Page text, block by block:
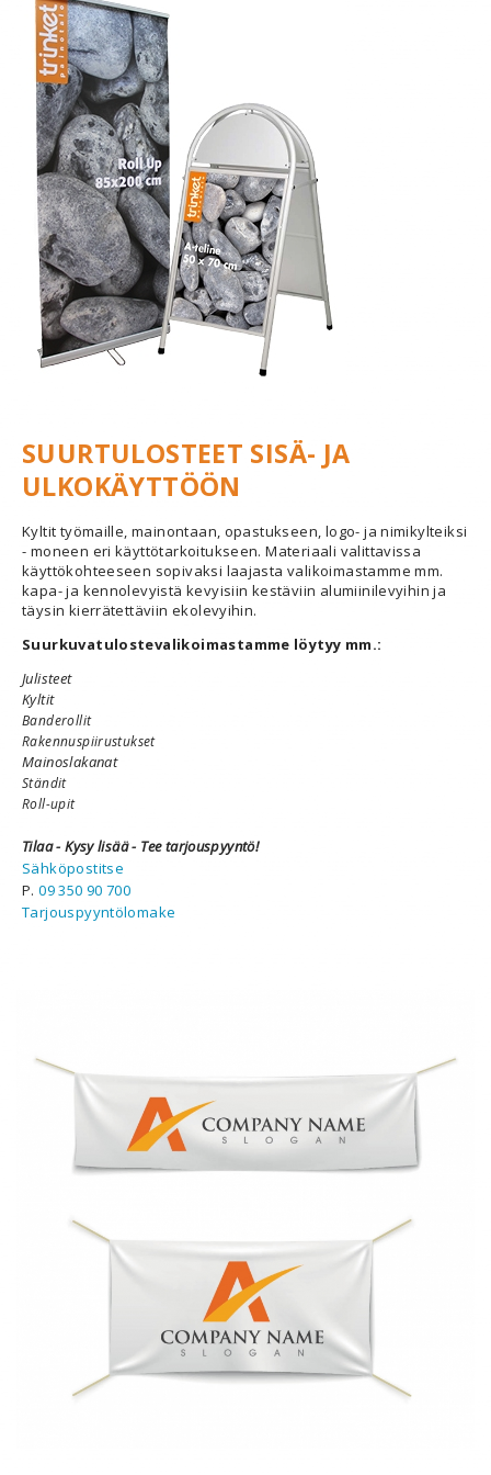
SUURTULOSTEET SISÄ- JA
ULKOKÄYTTÖÖN
Kyltit työmaille, mainontaan, opastukseen, logo- ja nimikylteiksi
- moneen eri käyttötarkoitukseen. Materiaali valittavissa
käyttökohteeseen sopivaksi laajasta valikoimastamme mm.
kapa- ja kennolevyistä kevyisiin kestäviin alumiinilevyihin ja
täysin kierrätettäviin ekolevyihin.
Suurkuvatulostevalikoimastamme löytyy mm.:
Julisteet
Kyltit
Banderollit
Rakennuspiirustukset
Mainoslakanat
Ständit
Roll-upit
Tilaa - Kysy lisää - Tee tarjouspyyntö!
Sähköpostitse
P.09 350 90 700
Tarjouspyyntölomake